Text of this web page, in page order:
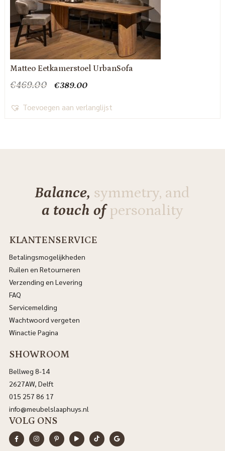
Matteo Eetkamerstoel UrbanSofa
€469.00
Oorspronkelijke
was:
€389.00Huidige
is:
Toevoegen aan verlanglijst
Balance, symmetry, and
a touch ofpersonality
KLANTENSERVICE
Betalingsmogelijkheden
Ruilen en Retourneren
Verzending en Levering
FAQ
Servicemelding
Wachtwoord vergeten
Winactie Pagina
SHOWROOM
Bellweg 8-14
2627AW, Delft
015 257 86 17
info@meubelslaaphuys.nl
VOLG ONS